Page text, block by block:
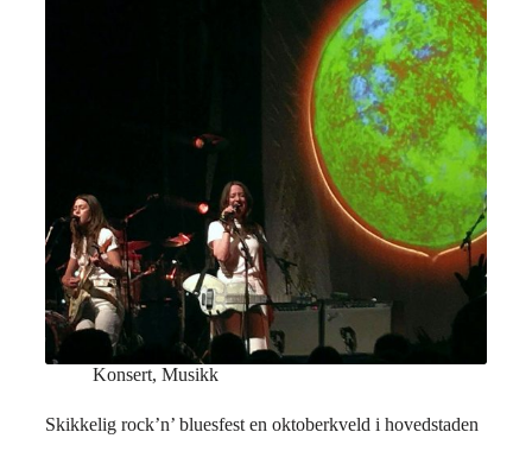
Konsert, Musikk
Skikkelig rock’n’ bluesfest en oktoberkveld i hovedstaden